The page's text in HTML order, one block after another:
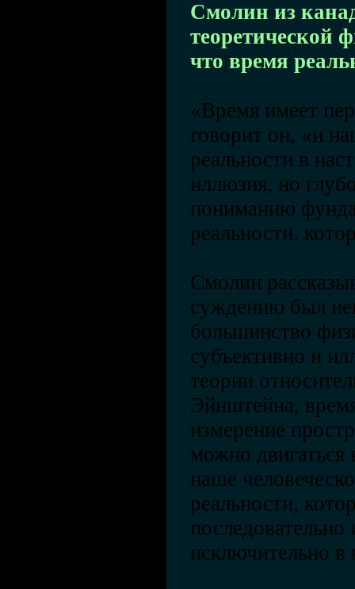
Смолин из
теоретической
что время
«Время имеет
говорит он, «и
реальности в
иллюзия, но
пониманию
реальности,
Смолин
суждению был
большинство
субъективно и
теории
Эйнштейна,
измерение
можно двигаться
наше
реальности,
исключительно в